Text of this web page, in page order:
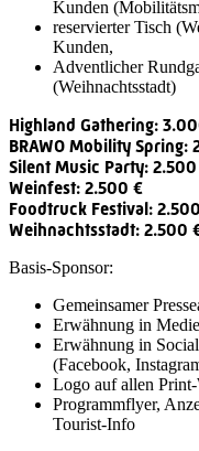
Kunden
reservierter Tisch
Kunden,
Adventlicher
(Weihnachtsstadt)
Highland Gathering:
BRAWO Mobility Spring:
Silent Music Party:
Weinfest: 2.500 €
Foodtruck Festival:
Weihnachtsstadt: 2.500
Basis-Sponsor:
Gemeinsamer
Erwähnung in
Erwähnung in
(Facebook,
Logo auf allen
Programmflyer,
Tourist-Info